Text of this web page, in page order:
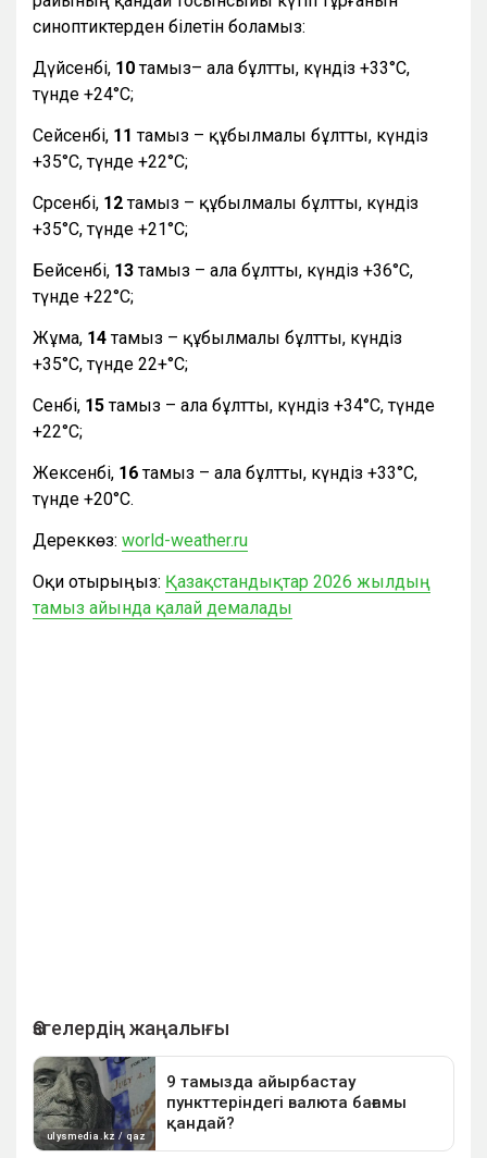
синоптиктерден білетін боламыз:
Дүйсенбі, 10тамыз– ала бұлтты, күндіз +33°С,
түнде +24°С;
Сейсенбі, 11тамыз – құбылмалы бұлтты, күндіз
+35°С, түнде +22°С;
Сәрсенбі, 12тамыз – құбылмалы бұлтты, күндіз
+35°С, түнде +21°С;
Бейсенбі, 13тамыз – ала бұлтты, күндіз +36°С,
түнде +22°С;
Жұма, 14тамыз – құбылмалы бұлтты, күндіз
+35°С, түнде 22+°С;
Сенбі, 15тамыз – ала бұлтты, күндіз +34°С, түнде
+22°С;
Жексенбі, 16тамыз – ала бұлтты, күндіз +33°С,
түнде +20°С.
Дереккөз: world-weather.ru
Оқи отырыңыз: Қазақстандықтар 2026 жылдың
тамыз айында қалай демалады